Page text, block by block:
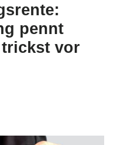
pennt
vor